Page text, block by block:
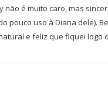
não é muito caro, mas
pouco uso à Diana dele).
e feliz que fiquei logo